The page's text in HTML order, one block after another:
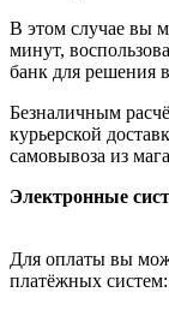
В этом случае вы
минут,
банк для решения
Безналичным
курьерской
самовывоза из
Электронные
Для оплаты вы
платёжных систем: